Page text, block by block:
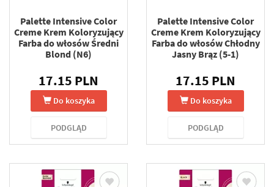
Palette Intensive Color
Creme Krem Koloryzujący
Farba do włosów Średni
Blond (N6)
17.15 PLN
Do koszyka
PODGLĄD
Palette Intensive Color
Creme Krem Koloryzujący
Farba do włosów Chłodny
Jasny Brąz (5-1)
17.15 PLN
Do koszyka
PODGLĄD